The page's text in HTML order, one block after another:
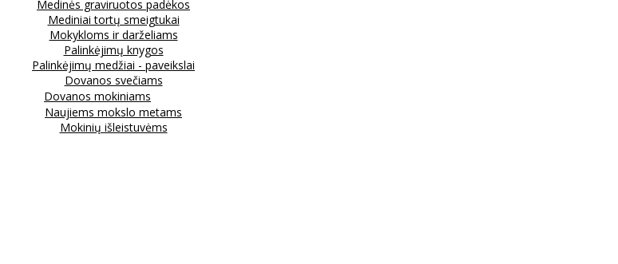
Medinės graviruotos padėkos
Mediniai tortų smeigtukai
Mokykloms ir darželiams
Palinkėjimų knygos
Palinkėjimų medžiai - paveikslai
Dovanos svečiams
Dovanos mokiniams
Naujiems mokslo metams
Mokinių išleistuvėms